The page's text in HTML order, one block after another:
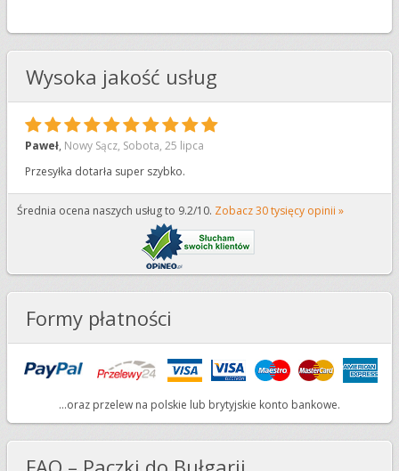
Wysoka jakość usług
10
Paweł, Nowy Sącz, Sobota, 25 lipca
Przesyłka dotarła super szybko.
Średnia ocena naszych usług to 9.2/10. Zobacz 30 tysięcy opinii »
Formy płatności
...oraz przelew na polskie lub brytyjskie konto bankowe.